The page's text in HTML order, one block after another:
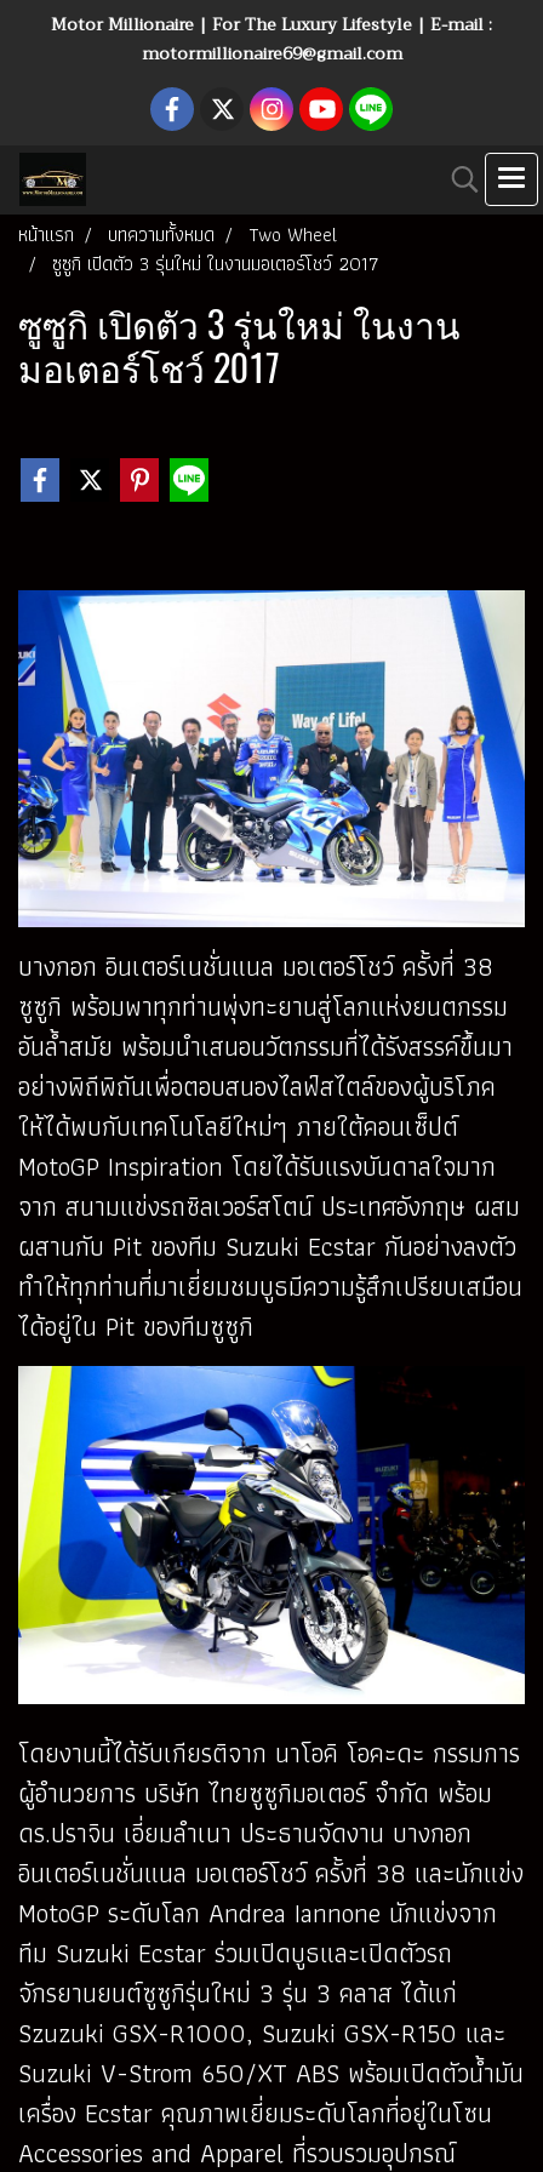
Motor Millionaire | For The Luxury Lifestyle | E-mail :
motormillionaire69@gmail.com
หน้าแรก บทความทั้งหมด
Two Wheel
ซูซูกิ เปิดตัว 3 รุ่นใหม่ ในงานมอเตอร์โชว์ 2017
ซูซูกิ เปิดตัว 3 รุ่นใหม่ ในงาน
มอเตอร์โชว์ 2017
บางกอก อินเตอร์เนชั่นแนล มอเตอร์โชว์ ครั้งที่ 38
ซูซูกิ พร้อมพาทุกท่านพุ่งทะยานสู่โลกแห่งยนตกรรม
อันล้ำสมัย พร้อมนำเสนอนวัตกรรมที่ได้รังสรรค์ขึ้นมา
อย่างพิถีพิถันเพื่อตอบสนองไลฟ์สไตล์ของผู้บริโภค
ให้ได้พบกับเทคโนโลยีใหม่ๆ ภายใต้คอนเซ็ปต์
MotoGP Inspiration โดยได้รับแรงบันดาลใจมาก
จาก สนามแข่งรถซิลเวอร์สโตน์ ประเทศอังกฤษ ผสม
ผสานกับ Pit ของทีม Suzuki Ecstar กันอย่างลงตัว
ทำให้ทุกท่านที่มาเยี่ยมชมบูธมีความรู้สึกเปรียบเสมือน
ได้อยู่ใน Pit ของทีมซูซูกิ
โดยงานนี้ได้รับเกียรติจาก นาโอคิ โอคะดะ กรรมการ
ผู้อำนวยการ บริษัท ไทยซูซูกิมอเตอร์ จำกัด พร้อม
ดร.ปราจิน เอี่ยมลำเนา ประธานจัดงาน บางกอก
อินเตอร์เนชั่นแนล มอเตอร์โชว์ ครั้งที่ 38 และนักแข่ง
MotoGP ระดับโลก Andrea Iannone นักแข่งจาก
ทีม Suzuki Ecstar ร่วมเปิดบูธและเปิดตัวรถ
จักรยานยนต์ซูซูกิรุ่นใหม่ 3 รุ่น 3 คลาส ได้แก่
Szuzuki GSX-R1000, Suzuki GSX-R150 และ
Suzuki V-Strom 650/XT ABS พร้อมเปิดตัวน้ำมัน
เครื่อง Ecstar คุณภาพเยี่ยมระดับโลกที่อยู่ในโซน
Accessories and Apparel ที่รวบรวมอุปกรณ์